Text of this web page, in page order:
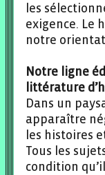
les
exigence. Le
notre
Notre ligne
littérature
Dans un
apparaître
les histoires
Tous les
condition